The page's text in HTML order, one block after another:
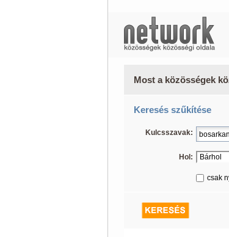
Most a közösségek
Keresés szűkítése
Kulcsszavak:
Hol:
csak